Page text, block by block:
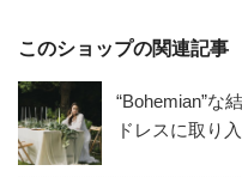
このショップの関連記事
“Bohemian”な
ドレスに取り